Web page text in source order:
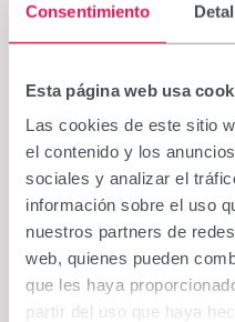
Consentimiento
Esta página web usa
Las cookies de este sitio
el contenido y los
sociales y analizar el
información sobre el uso
nuestros partners de
web, quienes pueden
que les haya
partir del uso que haya
conciliación laboral,
estos efectos, las
Colectivos.
Prevención del acoso
Mantener y proteger un
la dignidad y la no
orientación sexual del
en la empresa, no
caso, sancionando y
esta naturaleza.
Comunicación.